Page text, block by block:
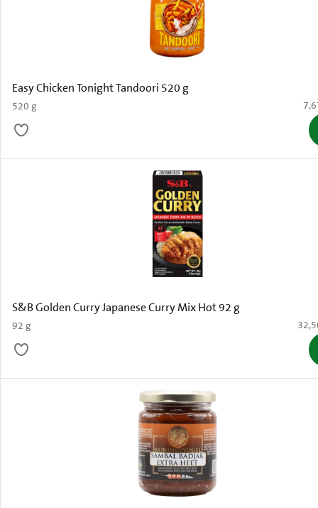
Easy Chicken Tonight Tandoori 520 g
520 g €
S&B Golden Curry Japanese Curry Mix Hot 92 g
92 g €